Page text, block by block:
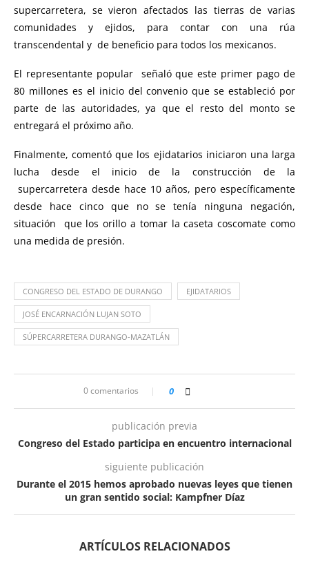
supercarretera, se vieron afectados las tierras de varias
comunidades y ejidos, para contar con una rúa
transcendental y de beneficio para todos los mexicanos.
El representante popular señaló que este primer pago de
80 millones es el inicio del convenio que se estableció por
parte de las autoridades, ya que el resto del monto se
entregará el próximo año.
Finalmente, comentó que los ejidatarios iniciaron una larga
lucha desde el inicio de la construcción de la
supercarretera desde hace 10 años, pero específicamente
desde hace cinco que no se tenía ninguna negación,
situación que los orillo a tomar la caseta coscomate como
una medida de presión.
CONGRESO DEL ESTADO DE DURANGO EJIDATARIOS
JOSÉ ENCARNACIÓN LUJAN SOTO
SÚPERCARRETERA DURANGO-MAZATLÁN
0 comentarios 0
publicación previa
Congreso del Estado participa en encuentro internacional
siguiente publicación
Durante el 2015 hemos aprobado nuevas leyes que tienen
un gran sentido social: Kampfner Díaz
ARTÍCULOS RELACIONADOS